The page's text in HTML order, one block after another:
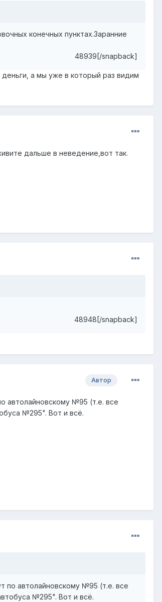
конечных пунктах.Заранние
48939[/snapback]
а мы уже в который раз видим
дальше в неведение,вот так.
48948[/snapback]
Автор
автолайновскому №95 (т.е. все
№295". Вот и всё.
по автолайновскому №95 (т.е. все
№295". Вот и всё.